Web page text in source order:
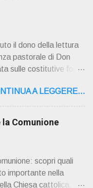
il dono della lettura
pastorale di Don
sulle costitutive fon ti
noi per mezzo di Gesù,
. Io don Gino Oliosi v
su don
di vita l'ho scelto
" ERO "CURATO" …
Via San Giovanni
8201679 – Cell.
A LEGGERE...
Comunione
scopri quali
importante nella
Chiesa cattolica.